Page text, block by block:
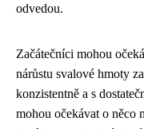
odvedou.
Začátečníci mohou
nárůstu svalové hmoty
konzistentně a s
mohou očekávat o něco